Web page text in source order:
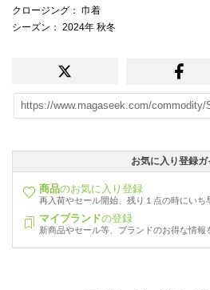
クロージング ： 巾着
シーズン ： 2024年 秋冬
お気に入り登録ガ
商品のお気に入り登録
再入荷やセール開始、残り１点の時にいち
マイブランドの登録
新商品やセール等、ブランドのお得な情報